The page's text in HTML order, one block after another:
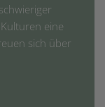
eine
sich über